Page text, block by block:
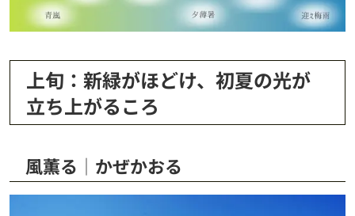
上旬：新緑がほどけ、初夏の光が
立ち上がるころ
風薫る│かぜかおる